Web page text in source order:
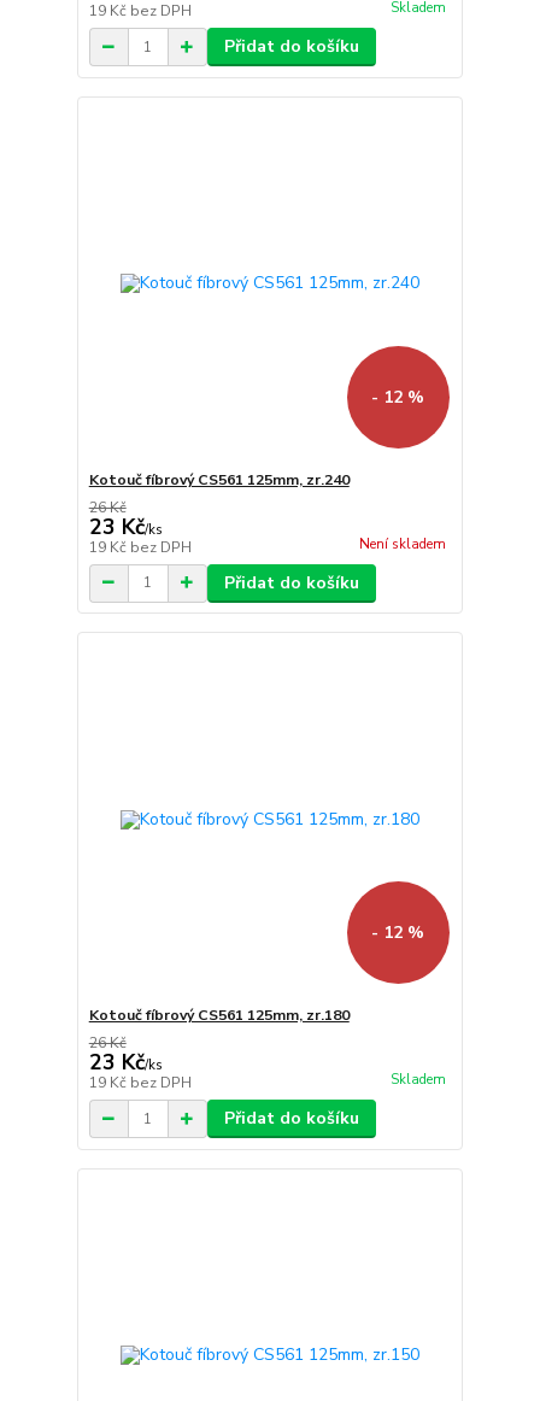
19 Kč bez DPH Skladem
Přidat do košíku
- 12 %
Kotouč fíbrový CS561 125mm, zr.240
26 Kč
23 Kč/ks
19 Kč bez DPH Není skladem
Přidat do košíku
- 12 %
Kotouč fíbrový CS561 125mm, zr.180
26 Kč
23 Kč/ks
19 Kč bez DPH Skladem
Přidat do košíku